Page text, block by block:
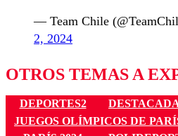
— Team Chile
2, 2024
OTROS TEMAS A
DEPORTES2
JUEGOS OLÍMPICOS DE